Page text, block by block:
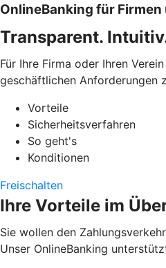
OnlineBanking für Firmen
Transparent.
Für Ihre Firma oder Ihren
geschäftlichen Anforderungen
Vorteile
Sicherheitsverfahren
So geht's
Konditionen
Freischalten
Ihre Vorteile im
Sie wollen den
Unser OnlineBanking